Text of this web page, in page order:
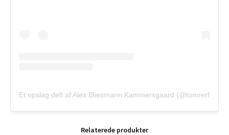
Et opslag delt af Alex Bliesmann Kammersgaard (@tomrerfar)
Relaterede produkter